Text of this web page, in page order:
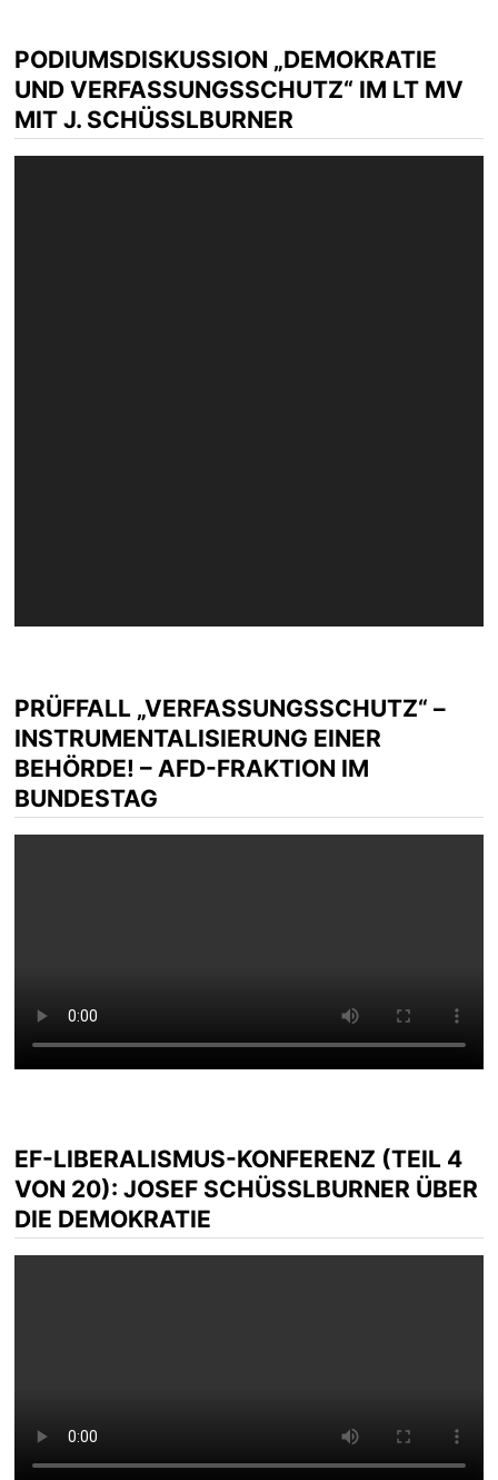
PODIUMSDISKUSSION „DEMOKRATIE
UND VERFASSUNGSSCHUTZ“ IM LT MV
MIT J. SCHÜSSLBURNER
PRÜFFALL „VERFASSUNGSSCHUTZ“ –
INSTRUMENTALISIERUNG EINER
BEHÖRDE! – AFD-FRAKTION IM
BUNDESTAG
EF-LIBERALISMUS-KONFERENZ (TEIL 4
VON 20): JOSEF SCHÜSSLBURNER ÜBER D
IE DEMOKRATIE